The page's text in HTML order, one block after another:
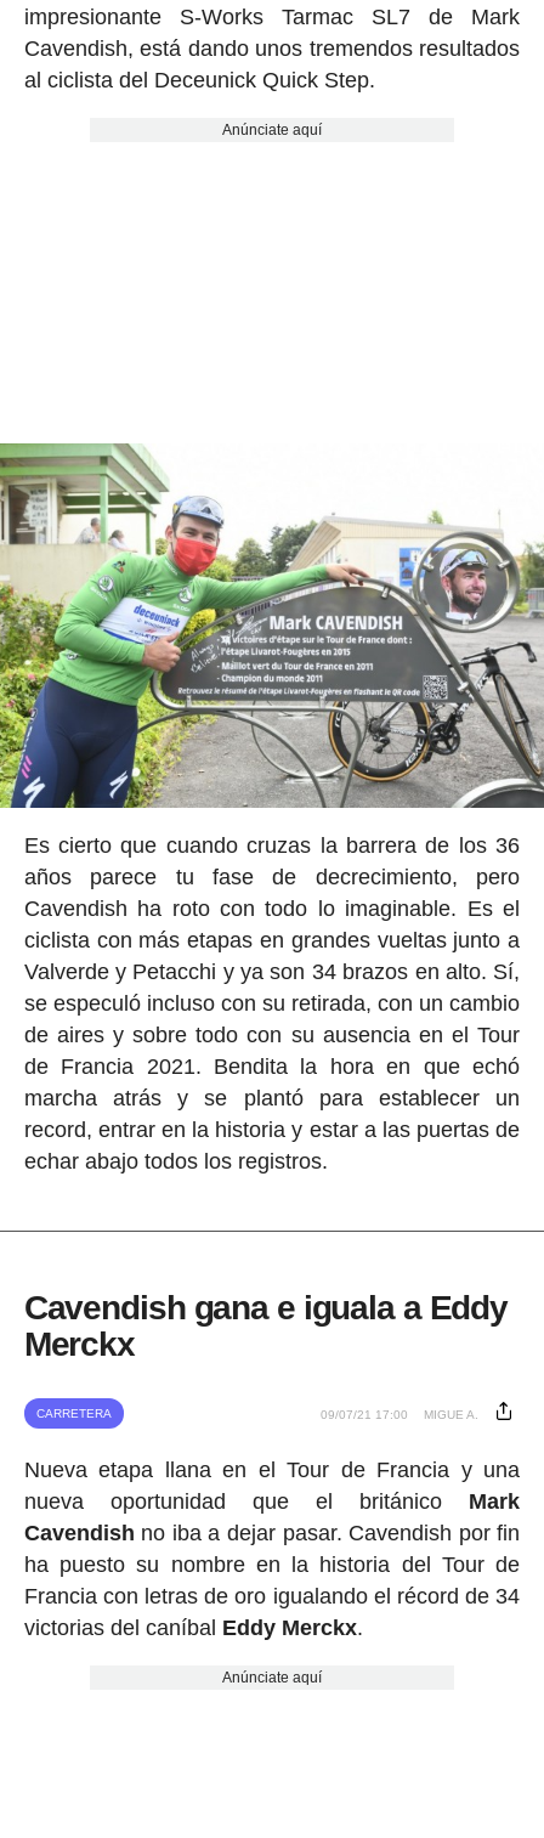
impresionante S-Works Tarmac SL7 de Mark
Cavendish, está dando unos tremendos resultados
al ciclista del Deceunick Quick Step.
Anúnciate aquí
Es cierto que cuando cruzas la barrera de los 36
años parece tu fase de decrecimiento, pero
Cavendish ha roto con todo lo imaginable. Es el
ciclista con más etapas en grandes vueltas junto a
Valverde y Petacchi y ya son 34 brazos en alto. Sí,
se especuló incluso con su retirada, con un cambio
de aires y sobre todo con su ausencia en el Tour
de Francia 2021. Bendita la hora en que echó
marcha atrás y se plantó para establecer un
record, entrar en la historia y estar a las puertas de
echar abajo todos los registros.
Cavendish gana e iguala a Eddy
Merckx
CARRETERA 09/07/21 17:00 MIGUE A.
Nueva etapa llana en el Tour de Francia y una
nueva oportunidad que el británico Mark
Cavendish no iba a dejar pasar. Cavendish por fin
ha puesto su nombre en la historia del Tour de
Francia con letras de oro igualando el récord de 34
victorias del caníbal Eddy Merckx.
Anúnciate aquí